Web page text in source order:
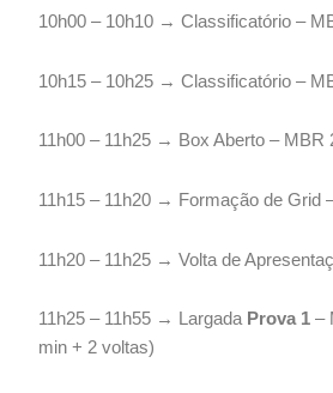
10h00 – 10h10 → Classificatório –
10h15 – 10h25 → Classificatório –
11h00 – 11h25 → Box Aberto – MBR
11h15 – 11h20 → Formação de Grid
11h20 – 11h25 → Volta de
11h25 – 11h55 → Largada Prova 1 –
min + 2 voltas)